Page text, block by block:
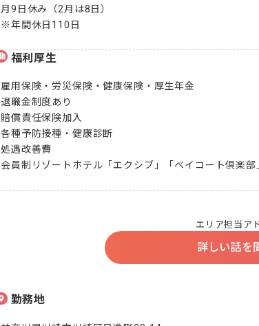
月9日休み（2月は8日）
※年間休日110日
福利厚生
雇用保険・労災保険・健康保険・厚生年金
退職金制度あり
賠償責任保険加入
各種予防接種・健康診断
処遇改善費
会員制リゾートホテル「エクシブ」「ベイコート倶楽
エリア担当ア
詳しい話を
勤務地